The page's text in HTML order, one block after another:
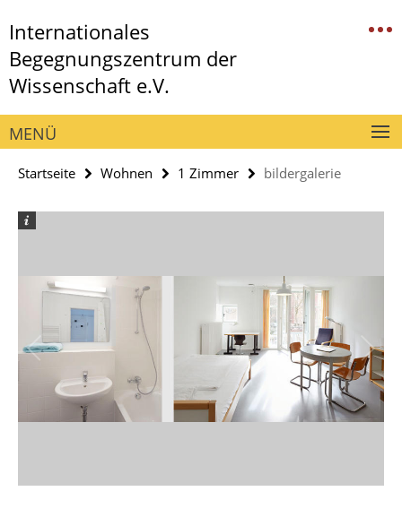
direkt
zu
Inhalt
Internationales
Begegnungszentrum der
Wissenschaft e.V.
Service-
Navigation
MENÜ
Startseite Wohnen 1 Zimmer bildergalerie